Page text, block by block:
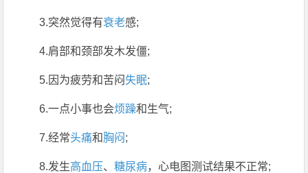
3.突然觉得有衰老感;
4.肩部和颈部发木发僵;
5.因为疲劳和苦闷失眠;
6.一点小事也会烦躁和生气;
7.经常头痛和胸闷 ;
8.发生高血压、糖尿病，心电图测试结果不正常;